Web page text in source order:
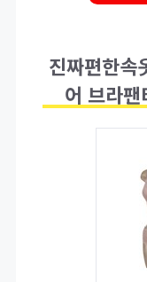
진짜편한속
어 브라